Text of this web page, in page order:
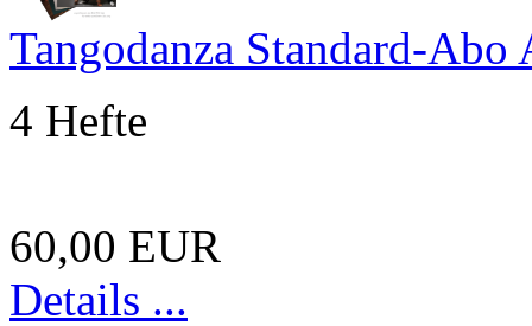
Tangodanza Standard-Abo
4 Hefte
60,00 EUR
Details ...